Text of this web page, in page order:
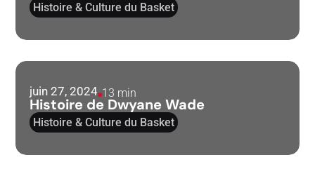
Histoire & Culture du Basket
juin 27, 2024 13 min
Histoire de Dwyane Wade
Histoire & Culture du Basket